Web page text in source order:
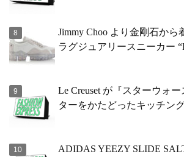
Jimmy Choo より金剛石から
ラグジュアリースニーカー
Le Creuset が『スターウォ
ターをかたどったキッチン
ADIDAS YEEZY SLIDE